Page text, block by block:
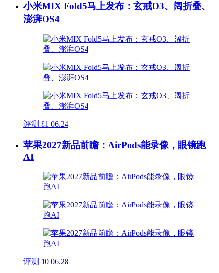
小米MIX Fold5马上发布：玄戒O3、阔折叠、
澎湃OS4
评测 81 06.24
苹果2027新品前瞻：AirPods能录像，眼镜跑
AI
评测 10 06.28